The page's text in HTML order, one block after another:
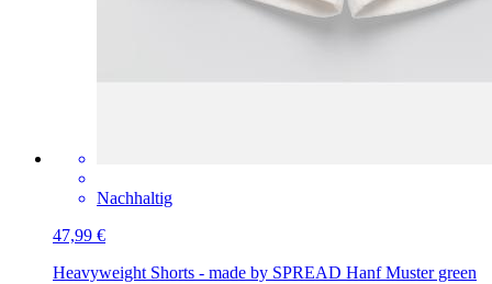
Nachhaltig
47,99 €
Heavyweight Shorts - made by SPREAD Hanf Muster green